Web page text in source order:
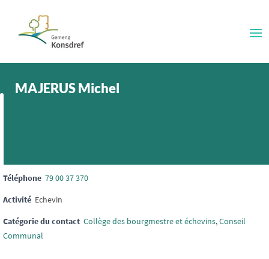
MAJERUS Michel
Téléphone 79 00 37 370
Activité Echevin
Catégorie du contact Collège des bourgmestre et échevins,Conseil
Communal